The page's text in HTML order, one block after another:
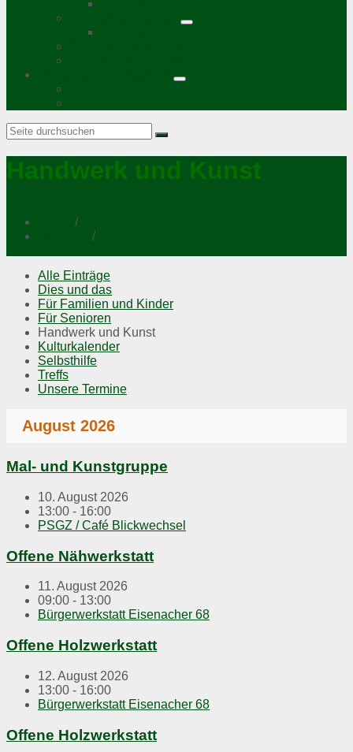
Search:
Handwerk und Kunst
/
/
Alle Einträge
Dies und das
Für Familien und Kinder
Für Senioren
Handwerk und Kunst
Kulturkalender
Selbsthilfe
Treffs
Unsere Termine
August 2026
Mal- und Kunstgruppe
10. August 2026
13:00 - 16:00
PSGZ / Café Blickwechsel
Offene Nähwerkstatt
11. August 2026
09:00 - 13:00
Bürgerwerkstatt Eisenacher 68
Offene Holzwerkstatt
12. August 2026
13:00 - 16:00
Bürgerwerkstatt Eisenacher 68
Offene Holzwerkstatt